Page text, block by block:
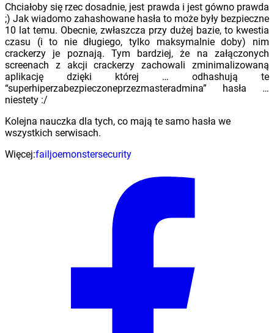
Chciałoby się rzec dosadnie, jest prawda i jest gówno prawda
;) Jak wiadomo zahashowane hasła to może były bezpieczne
10 lat temu. Obecnie, zwłaszcza przy dużej bazie, to kwestia
czasu (i to nie długiego, tylko maksymalnie doby) nim
crackerzy je poznają. Tym bardziej, że na załączonych
screenach z akcji crackerzy zachowali zminimalizowaną
aplikację dzięki której … odhashują te
“superhiperzabezpieczoneprzezmasteradmina” hasła …
niestety :/
Kolejna nauczka dla tych, co mają te samo hasła we
wszystkich serwisach.
Więcej:failjoemonstersecurity